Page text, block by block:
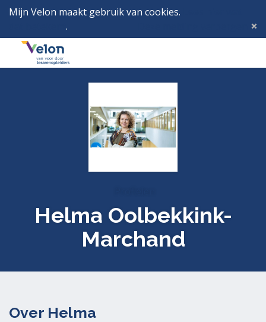
Mijn Velon maakt gebruik van cookies.
.
Menu
Helma Oolbekkink-
Marchand
Over Helma